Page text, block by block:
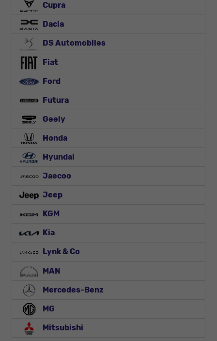
Cupra
Dacia
DS Automobiles
Fiat
Ford
Futura
Geely
Honda
Hyundai
Jaecoo
Jeep
KGM
Kia
Lynk & Co
MAN
Mercedes-Benz
MG
Mitsubishi